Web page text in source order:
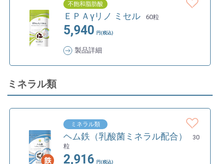
不飽和脂肪酸
ＥＰＡγリノ ミセル 60粒
5,940 円(税込)
製品詳細
ミネラル類
ミネラル類
ヘム鉄（乳酸菌ミネラル配合）
30
粒
2,916 円(税込)